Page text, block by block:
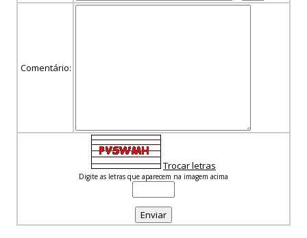
Comentário:
Trocar letras
Digite as letras que aparecem na imagem acima